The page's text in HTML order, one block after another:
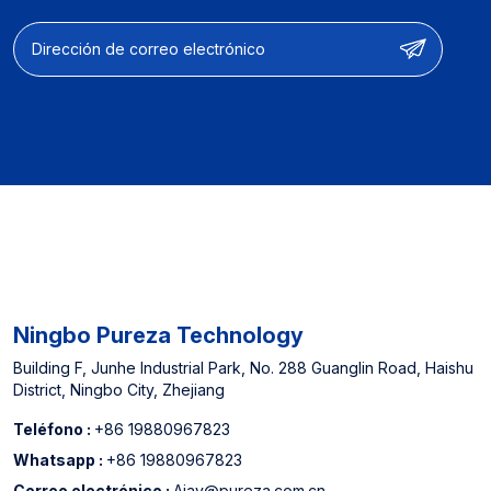
fabricante】: Proveedor
designado para
supermercados fuera de
Ningbo Pureza Technology
Building F, Junhe Industrial Park, No. 288 Guanglin Road, Haishu
District, Ningbo City, Zhejiang
Teléfono : +86 19880967823
Whatsapp : +86 19880967823